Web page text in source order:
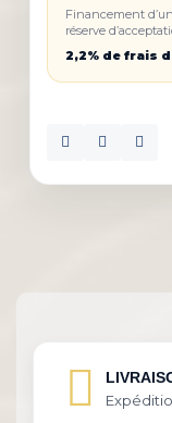
Financement
réserve
2,2% de frais